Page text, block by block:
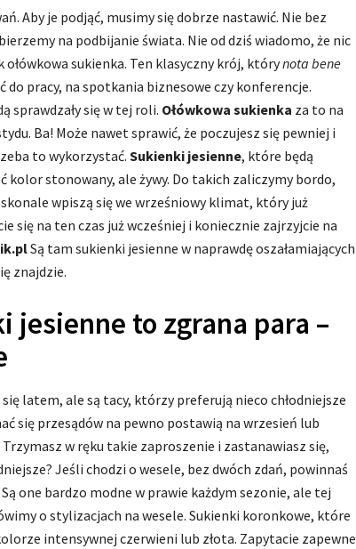
Aby je podjąć, musimy się dobrze nastawić. Nie bez
na podbijanie świata. Nie od dziś wiadomo, że nic
sukienka. Ten klasyczny krój, którynota bene
do pracy, na spotkania biznesowe czy konferencje.
sprawdzały się w tej roli. Ołówkowa sukienka za to na
Ba! Może nawet sprawić, że poczujesz się pewniej i
to wykorzystać. Sukienki jesienne, które będą
kolor stonowany, ale żywy. Do takich zaliczymy bordo,
wpiszą się we wrześniowy klimat, który już
się na ten czas już wcześniej i koniecznie zajrzyjcie na
Są tam sukienki jesienne w naprawdę oszałamiających
znajdzie.
jesienne to zgrana para –
latem, ale są tacy, którzy preferują nieco chłodniejsze
się przesądów na pewno postawią na wrzesień lub
w ręku takie zaproszenie i zastanawiasz się,
Jeśli chodzi o wesele, bez dwóch zdań, powinnaś
Są one bardzo modne w prawie każdym sezonie, ale tej
o stylizacjach na wesele. Sukienki koronkowe, które
intensywnej czerwieni lub złota. Zapytacie zapewne